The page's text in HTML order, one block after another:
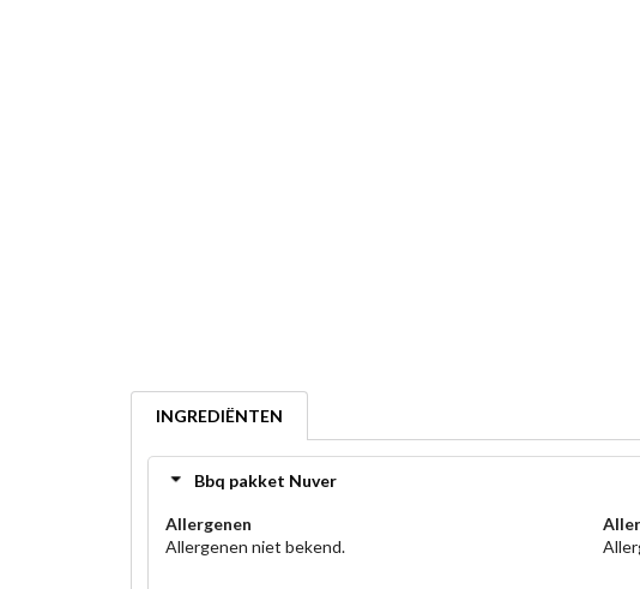
INGREDIËNTEN
Bbq pakket Nuver
Allergenen
Allergenen niet bekend.